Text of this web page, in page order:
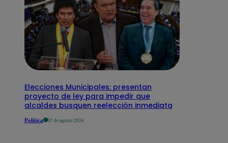
Elecciones Municipales: presentan
proyecto de ley para impedir que
alcaldes busquen reelección inmediata
Política 07 de agosto 2026